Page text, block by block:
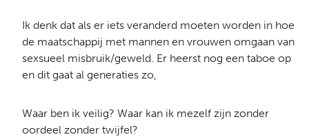
Ik denk dat als er iets veranderd moeten worden in hoe
de maatschappij met mannen en vrouwen omgaan van
sexsueel misbruik/geweld. Er heerst nog een taboe op
en dit gaat al generaties zo,
Waar ben ik veilig? Waar kan ik mezelf zijn zonder
oordeel zonder twijfel?